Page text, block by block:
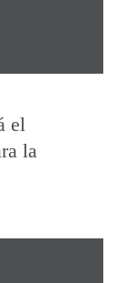
el
la